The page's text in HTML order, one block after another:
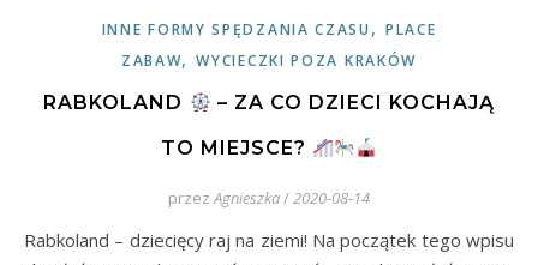
INNE FORMY SPĘDZANIA CZASU , PLACE
ZABAW,WYCIECZKI POZA KRAKÓW
RABKOLAND
– ZA CO DZIECI KOCHAJĄ
TO MIEJSCE?
przez Agnieszka/2020-08-14
Rabkoland – dziecięcy raj na ziemi! Na początek tego wpisu